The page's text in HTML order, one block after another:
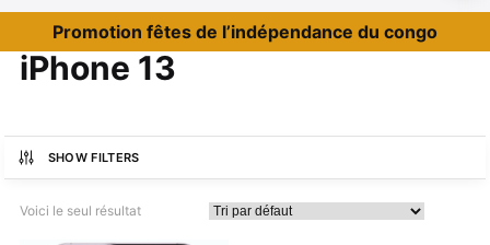
Promotion fêtes de l’indépendance du congo
iPhone 13
SHOW FILTERS
Voici le seul résultat